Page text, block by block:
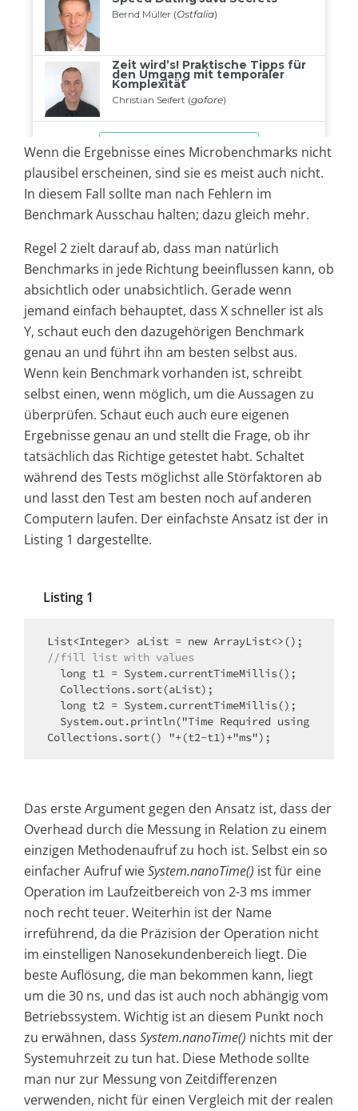
Wenn die Ergebnisse eines Microbenchmarks nicht
plausibel erscheinen, sind sie es meist auch nicht.
In diesem Fall sollte man nach Fehlern im
Benchmark Ausschau halten; dazu gleich mehr.
Regel 2 zielt darauf ab, dass man natürlich
Benchmarks in jede Richtung beeinflussen kann, ob
absichtlich oder unabsichtlich. Gerade wenn
jemand einfach behauptet, dass X schneller ist als
Y, schaut euch den dazugehörigen Benchmark
genau an und führt ihn am besten selbst aus.
Wenn kein Benchmark vorhanden ist, schreibt
selbst einen, wenn möglich, um die Aussagen zu
überprüfen. Schaut euch auch eure eigenen
Ergebnisse genau an und stellt die Frage, ob ihr
tatsächlich das Richtige getestet habt. Schaltet
während des Tests möglichst alle Störfaktoren ab
und lasst den Test am besten noch auf anderen
Computern laufen. Der einfachste Ansatz ist der in
Listing 1 dargestellte.
Listing 1
//fill list with values
Collections.sort() "+(t2-t1)+"ms");
Das erste Argument gegen den Ansatz ist, dass der
Overhead durch die Messung in Relation zu einem
einzigen Methodenaufruf zu hoch ist. Selbst ein so
einfacher Aufruf wieSystem.nanoTime() ist für eine
Operation im Laufzeitbereich von 2-3 ms immer
noch recht teuer. Weiterhin ist der Name
irreführend, da die Präzision der Operation nicht
im einstelligen Nanosekundenbereich liegt. Die
beste Auflösung, die man bekommen kann, liegt
um die 30 ns, und das ist auch noch abhängig vom
Betriebssystem. Wichtig ist an diesem Punkt noch
zu erwähnen, dass System.nanoTime() nichts mit der
Systemuhrzeit zu tun hat. Diese Methode sollte
man nur zur Messung von Zeitdifferenzen
verwenden, nicht für einen Vergleich mit der realen